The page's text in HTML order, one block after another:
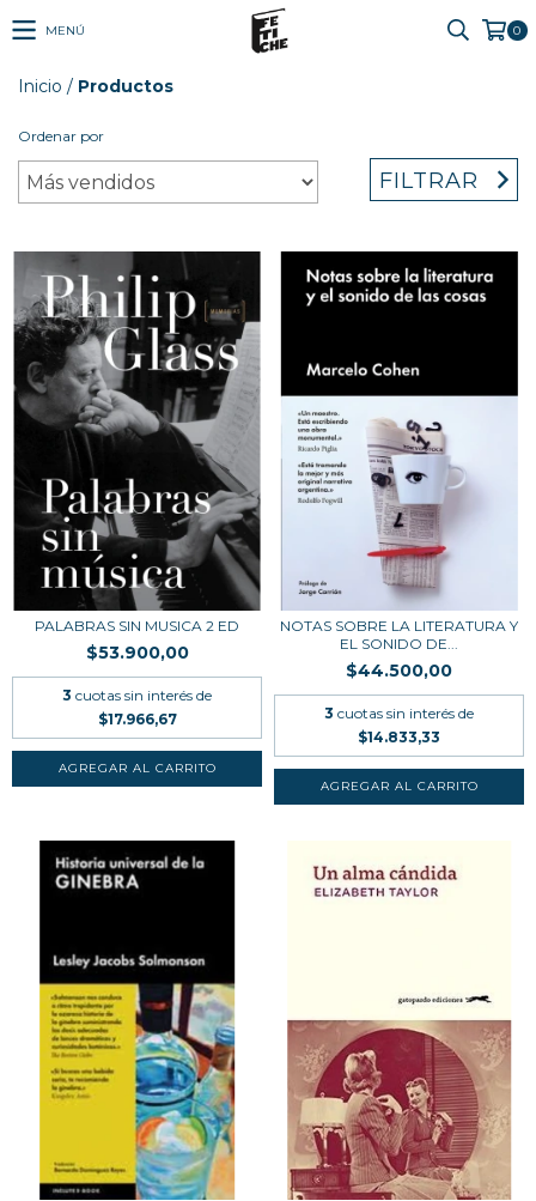
MENÚ 0
Inicio / Productos
Ordenar por
FILTRAR
PALABRAS SIN MUSICA 2 ED
$53.900,00
3 cuotas sin interés de
$17.966,67
NOTAS SOBRE LA LITERATURA Y
EL SONIDO DE...
$44.500,00
3 cuotas sin interés de
$14.833,33